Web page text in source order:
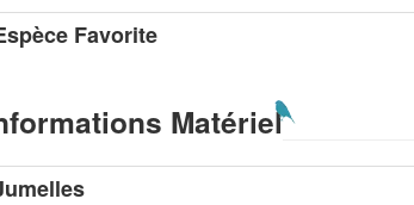
Favorite
Matériel